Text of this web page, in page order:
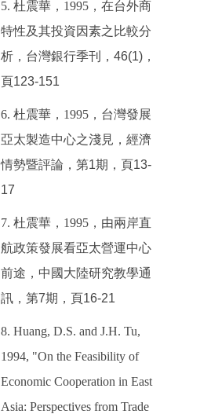
5.杜震華，1995 ，在台外商
特性及其投資因素之比較分
析，台灣銀行季刊，46(1)，
頁123-151
6.杜震華，1995 ，台灣發展
亞太製造中心之淺見，經濟
情勢暨評論，第1期，頁13-
17
7.杜震華，1995 ，由兩岸直
航政策發展看亞太營運中心
前途，中國大陸研究教學通
訊，第7期，頁16-21
8. Huang, D.S. and J.H. Tu,
1994, "On the Feasibility of
Economic Cooperation in East
Asia: Perspectives from Trade